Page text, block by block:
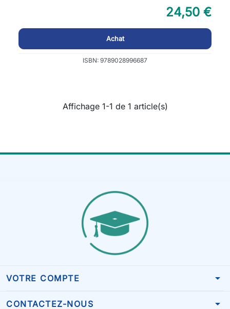
24,50 €
Achat
ISBN: 9789028996687
Affichage 1-1 de 1 article(s)
VOTRE COMPTE arrow_drop_down
CONTACTEZ-NOUS arrow_drop_down